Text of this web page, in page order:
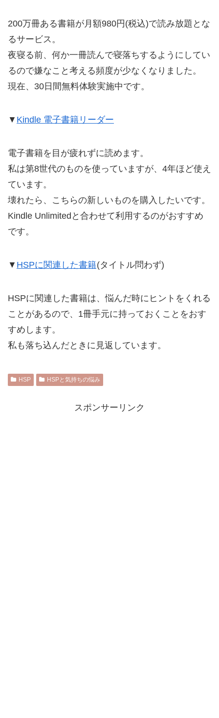
200万冊ある書籍が月額980円(税込)で読み放題とな
るサービス。
夜寝る前、何か一冊読んで寝落ちするようにしてい
るので嫌なこと考える頻度が少なくなりました。
現在、30日間無料体験実施中です。
▼ Kindle 電子書籍リーダー
電子書籍を目が疲れずに読めます。
私は第8世代のものを使っていますが、4年ほど使え
ています。
壊れたら、こちらの新しいものを購入したいです。
Kindle Unlimitedと合わせて利用するのがおすすめ
です。
▼ HSPに関連した書籍(タイトル問わず)
HSPに関連した書籍は、悩んだ時にヒントをくれる
ことがあるので、1冊手元に持っておくことをおす
すめします。
私も落ち込んだときに見返しています。
HSP HSPと気持ちの悩み
スポンサーリンク